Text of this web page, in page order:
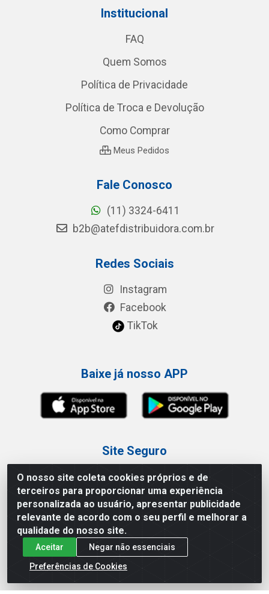
O nosso site coleta cookies próprios e de
terceiros para proporcionar uma experiência
personalizada ao usuário, apresentar publicidade
relevante de acordo com o seu perfil e melhorar a
qualidade do nosso site.
Aceitar
Negar não essenciais
Preferências de Cookies
Institucional
FAQ
Quem Somos
Política de Privacidade
Política de Troca e Devolução
Como Comprar
Meus Pedidos
Fale Conosco
(11) 3324-6411
b2b@atefdistribuidora.com.br
Redes Sociais
Instagram
Facebook
TikTok
Baixe já nosso APP
Site Seguro
Loja / Showroom
Tel.: (11) 3227-0546
Av Vautier, 587/597 - Pari - São Paulo/SP